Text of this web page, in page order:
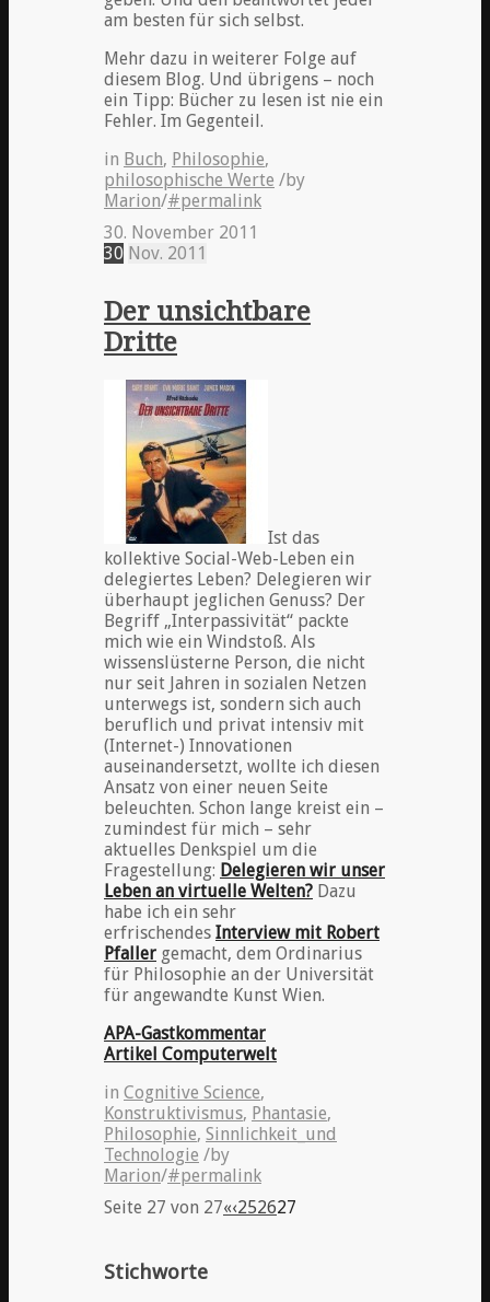
am besten für sich selbst.
Mehr dazu in weiterer Folge auf
diesem Blog. Und übrigens – noch
ein Tipp: Bücher zu lesen ist nie ein
Fehler. Im Gegenteil.
in Buch, Philosophie,
philosophische Werte /by
Marion/#permalink
30. November 2011
30 Nov. 2011
Der unsichtbare
Dritte
Ist das
kollektive Social-Web-Leben ein
delegiertes Leben? Delegieren wir
überhaupt jeglichen Genuss? Der
Begriff „Interpassivität“ packte
mich wie ein Windstoß. Als
wissenslüsterne Person, die nicht
nur seit Jahren in sozialen Netzen
unterwegs ist, sondern sich auch
beruflich und privat intensiv mit
(Internet-) Innovationen
auseinandersetzt, wollte ich diesen
Ansatz von einer neuen Seite
beleuchten. Schon lange kreist ein –
zumindest für mich – sehr
aktuelles Denkspiel um die
Fragestellung: Delegieren wir unser
Leben an virtuelle Welten? Dazu
habe ich ein sehr
erfrischendes Interview mit Robert
Pfaller gemacht, dem Ordinarius
für Philosophie an der Universität
für angewandte Kunst Wien.
APA-Gastkommentar
Artikel Computerwelt
in Cognitive Science,
Konstruktivismus, Phantasie,
Philosophie, Sinnlichkeit_und
Technologie /by
Marion/#permalink
Seite 27 von 27«‹252627
Stichworte